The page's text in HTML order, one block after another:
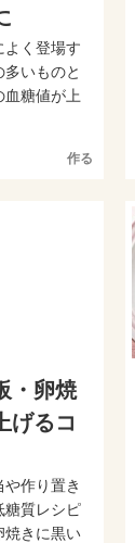
よく登場す
いものと
糖値が上
作る
・卵焼
げるコ
作り置き
糖質レシピ
焼きに黒い